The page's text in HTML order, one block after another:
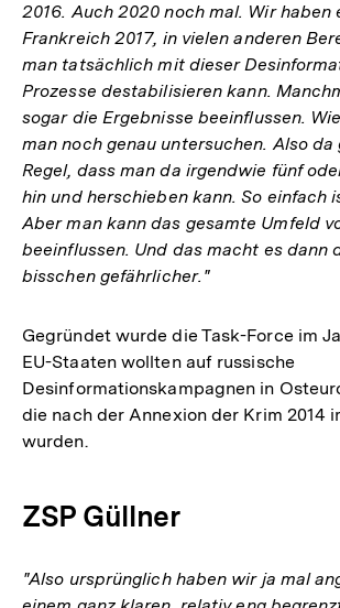
2016. Auch 2020 noch mal. Wir haben
Frankreich 2017, in vielen anderen
man tatsächlich mit dieser
Prozesse destabilisieren kann.
sogar die Ergebnisse beeinflussen.
man noch genau untersuchen. Also
Regel, dass man da irgendwie fünf
hin und herschieben kann. So einfach
Aber man kann das gesamte Umfeld
beeinflussen. Und das macht es dann
bisschen gefährlicher."
Gegründet wurde die Task-Force im
EU-Staaten wollten auf russische
Desinformationskampagnen in
die nach der Annexion der Krim 2014
wurden.
ZSP Güllner
"Also ursprünglich haben wir ja mal